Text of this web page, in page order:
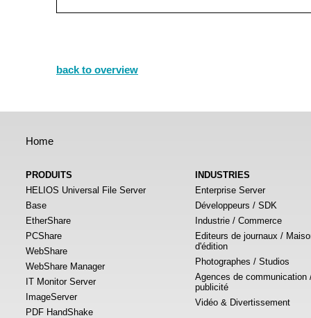
back to overview
Home
PRODUITS
HELIOS Universal File Server
Base
EtherShare
PCShare
WebShare
WebShare Manager
IT Monitor Server
ImageServer
PDF HandShake
INDUSTRIES
Enterprise Server
Développeurs / SDK
Industrie / Commerce
Editeurs de journaux /
d'édition
Photographes / Studios
Agences de communication
publicité
Vidéo & Divertissement